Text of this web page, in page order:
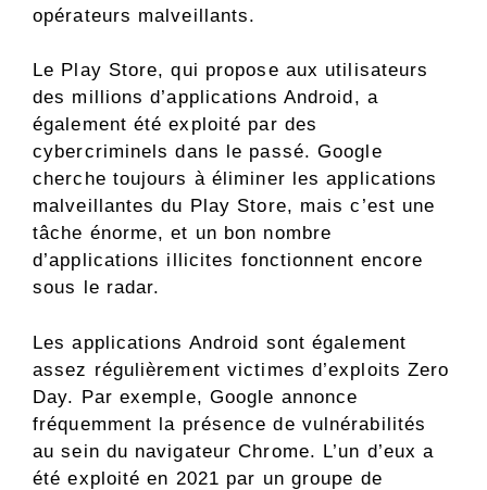
opérateurs malveillants.
Le Play Store, qui propose aux utilisateurs
des millions d’applications Android, a
également été exploité par des
cybercriminels dans le passé. Google
cherche toujours à éliminer les applications
malveillantes du Play Store, mais c’est une
tâche énorme, et un bon nombre
d’applications illicites fonctionnent encore
sous le radar.
Les applications Android sont également
assez régulièrement victimes d’exploits Zero
Day. Par exemple, Google annonce
fréquemment la présence de vulnérabilités
au sein du navigateur Chrome. L’un d’eux a
été exploité en 2021 par un groupe de